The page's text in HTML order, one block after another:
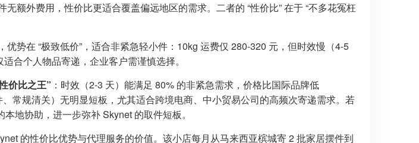
额外费用，性价比更适合覆盖偏远地区的需求。二者的 “性价比” 在于 “不多花冤枉
，优势在 “极致低价”，适合非紧急轻小件：10kg 运费仅 280-320 元，但时效慢（4-5
合个人物品寄递，企业客户需谨慎选择。
价比之王” ：时效（2-3 天）能满足 80% 的非紧急需求，价格比国际品牌低
常规清关）无明显短板，尤其适合跨境电商、中小贸易公司的高频次寄递需求。若
地协助，进一步弥补 Skynet 的取件短板。
的性价比优势与代理服务的价值。该小店每月从马来西亚槟城寄 2 批家居摆件到